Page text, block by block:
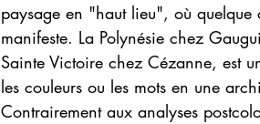
paysage en "haut lieu", où quelque
manifeste. La Polynésie chez
Sainte Victoire chez Cézanne, est
les couleurs ou les mots en une
Contrairement aux analyses